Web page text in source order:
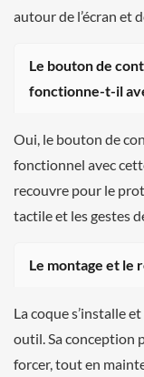
autour de l’écran et
Le bouton de
fonctionne-t-il
Oui, le bouton de
fonctionnel avec
recouvre pour le
tactile et les gestes
Le montage et le
La coque s’installe
outil. Sa conception
forcer, tout en